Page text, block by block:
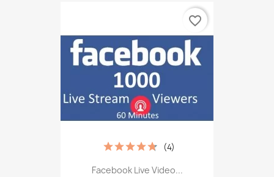
Facebook Live Video...
(4)
favorite_border